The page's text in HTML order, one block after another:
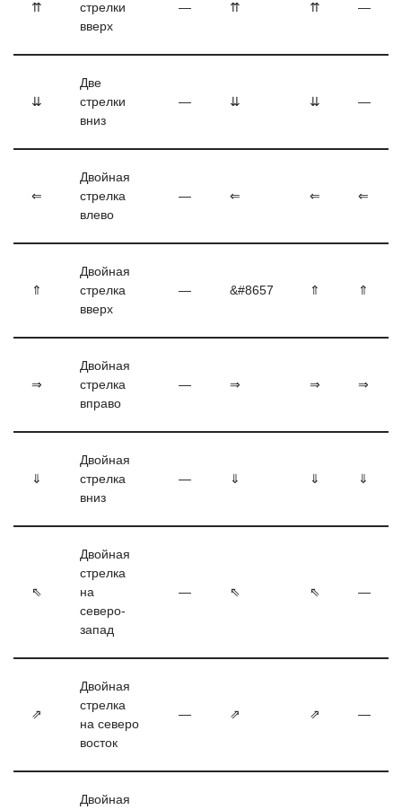
⇈
стрелки
вверх
— ⇈ ⇈ —
⇊
Две
стрелки
вниз
— ⇊ ⇊ —
⇐
Двойная
стрелка
влево
— ⇐ ⇐ ⇐
⇑
Двойная
стрелка
вверх
— &#8657 ⇑ ⇑
⇒
Двойная
стрелка
вправо
— ⇒ ⇒ ⇒
⇓
Двойная
стрелка
вниз
— ⇓ ⇓ ⇓
⇖
Двойная
стрелка
на
северо-
запад
— ⇖ ⇖ —
⇗
Двойная
стрелка
на северо
восток
— ⇗ ⇗ —
Двойная